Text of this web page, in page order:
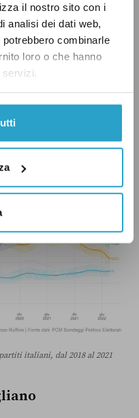
il nostro sito con i
analisi dei dati web,
combinarle
loro o che hanno
servizi.
importante
viene posta.
portare a risposte
italiani, dal 2018 al 2021